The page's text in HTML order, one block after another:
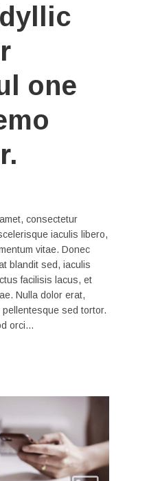
one
consectetur
iaculis libero,
vitae. Donec
blandit sed, iaculis
facilisis lacus, et
Nulla dolor erat,
sed tortor.
orci…